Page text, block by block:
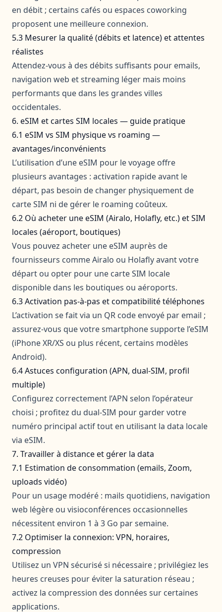
en débit ; certains cafés ou espaces coworking
proposent une meilleure connexion.
5.3 Mesurer la qualité (débits et latence) et attentes
réalistes
Attendez-vous à des débits suffisants pour emails,
navigation web et streaming léger mais moins
performants que dans les grandes villes
occidentales.
6. eSIM et cartes SIM locales — guide pratique
6.1 eSIM vs SIM physique vs roaming —
avantages/inconvénients
L’utilisation d’une eSIM pour le voyage offre
plusieurs avantages : activation rapide avant le
départ, pas besoin de changer physiquement de
carte SIM ni de gérer le roaming coûteux.
6.2 Où acheter une eSIM (Airalo, Holafly, etc.) et SIM
locales (aéroport, boutiques)
Vous pouvez acheter une eSIM auprès de
fournisseurs comme Airalo ou Holafly avant votre
départ ou opter pour une carte SIM locale
disponible dans les boutiques ou aéroports.
6.3 Activation pas‑à‑pas et compatibilité téléphones
L’activation se fait via un QR code envoyé par email ;
assurez-vous que votre smartphone supporte l’eSIM
(iPhone XR/XS ou plus récent, certains modèles
Android).
6.4 Astuces configuration (APN, dual‑SIM, profil
multiple)
Configurez correctement l’APN selon l’opérateur
choisi ; profitez du dual-SIM pour garder votre
numéro principal actif tout en utilisant la data locale
via eSIM.
7. Travailler à distance et gérer la data
7.1 Estimation de consommation (emails, Zoom,
uploads vidéo)
Pour un usage modéré : mails quotidiens, navigation
web légère ou visioconférences occasionnelles
nécessitent environ 1 à 3 Go par semaine.
7.2 Optimiser la connexion: VPN, horaires,
compression
Utilisez un VPN sécurisé si nécessaire ; privilégiez les
heures creuses pour éviter la saturation réseau ;
activez la compression des données sur certaines
applications.